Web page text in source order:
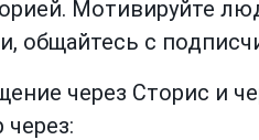
Мотивируйте
общайтесь с
через Сторис и